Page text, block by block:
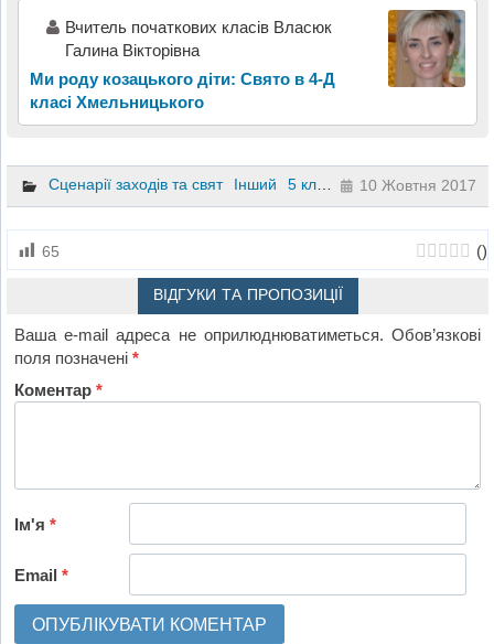
Вчитель початкових класів Власюк
Галина Вікторівна
Ми роду козацького діти: Свято в 4-Д
класі Хмельницького
Сценарії заходів та свят Інший 5 клас 6 клас
10 Жовтня 2017
65 ()
ВІДГУКИ ТА ПРОПОЗИЦІЇ
Ваша e-mail адреса не оприлюднюватиметься. Обов’язкові
поля позначені*
Коментар*
Ім'я*
Email*